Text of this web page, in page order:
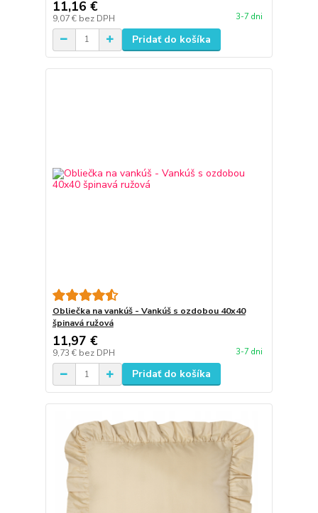
11,16 €
9,07 € bez DPH 3-7 dni
Pridať do košíka
Obliečka na vankúš - Vankúš s ozdobou 40x40
špinavá ružová
11,97 €
9,73 € bez DPH 3-7 dni
Pridať do košíka